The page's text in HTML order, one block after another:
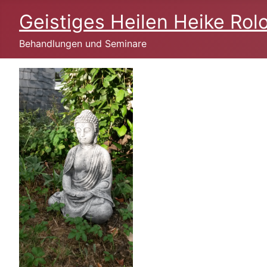
Geistiges Heilen Heike
Behandlungen und Seminare